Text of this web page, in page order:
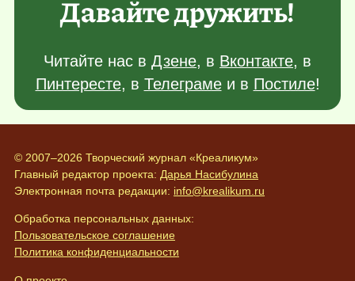
Давайте дружить!
Читайте нас в Дзене, в Вконтакте, в
Пинтересте, в Телеграмеи в Постиле!
© 2007–2026 Творческий журнал «Креаликум»
Главный редактор проекта: Дарья Насибулина
Электронная почта редакции: info@krealikum.ru
Обработка персональных данных:
Пользовательское соглашение
Политика конфиденциальности